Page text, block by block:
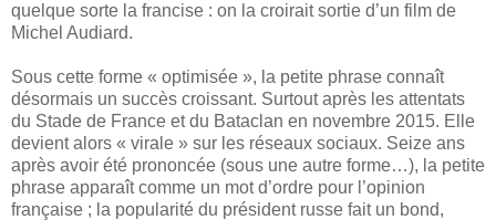
quelque sorte la francise : on la croirait sortie d’un film de
Michel Audiard.
Sous cette forme « optimisée », la petite phrase connaît
désormais un succès croissant. Surtout après les attentats
du Stade de France et du Bataclan en novembre 2015. Elle
devient alors « virale » sur les réseaux sociaux. Seize ans
après avoir été prononcée (sous une autre forme…), la petite
phrase apparaît comme un mot d’ordre pour l’opinion
française ; la popularité du président russe fait un bond,